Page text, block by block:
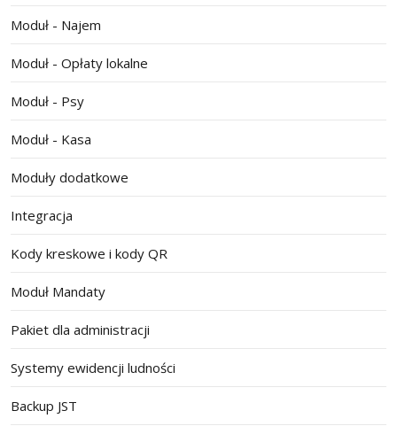
Moduł - Najem
Moduł - Opłaty lokalne
Moduł - Psy
Moduł - Kasa
Moduły dodatkowe
Integracja
Kody kreskowe i kody QR
Moduł Mandaty
Pakiet dla administracji
Systemy ewidencji ludności
Backup JST